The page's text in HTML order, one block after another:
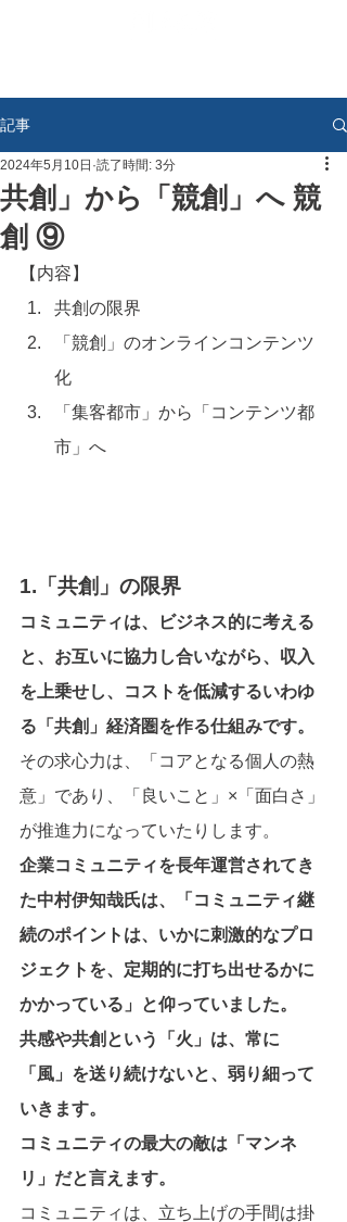
記事
共創」から「競創」へ 競
創 ⑨
2024年5月10日 読了時間: 3分
【内容】
共創の限界
「競創」のオンラインコンテンツ
化
「集客都市」から「コンテンツ都
市」へ
1.「共創」の限界
コミュニティは、ビジネス的に考える
と、お互いに協力し合いながら、収入
を上乗せし、コストを低減するいわゆ
る「共創」経済圏を作る仕組みです。
その求心力は、「コアとなる個人の熱
意」であり、「良いこと」×「面白さ」
が推進力になっていたりします。
企業コミュニティを長年運営されてき
た中村伊知哉氏は、「コミュニティ継
続のポイントは、いかに刺激的なプロ
ジェクトを、定期的に打ち出せるかに
かかっている」と仰っていました。
共感や共創という「火」は、常に
「風」を送り続けないと、弱り細って
いきます。
コミュニティの最大の敵は「マンネ
リ」だと言えます。
コミュニティは、立ち上げの手間は掛